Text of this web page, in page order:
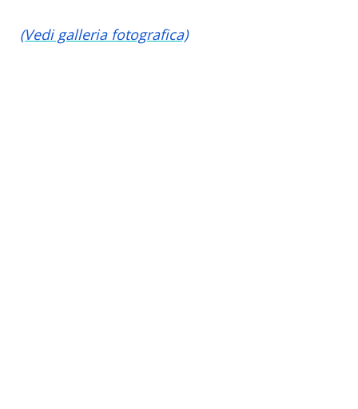
(Vedi galleria fotografica)